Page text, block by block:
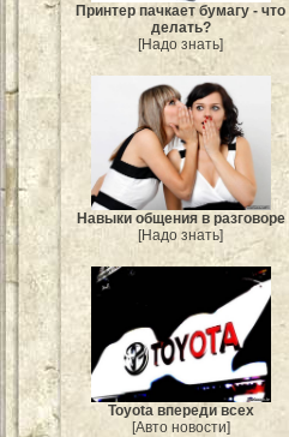
Принтер пачкает бумагу - что
делать?
[Надо знать]
Навыки общения в разговоре
[Надо знать]
Toyota впереди всех
[Авто новости]